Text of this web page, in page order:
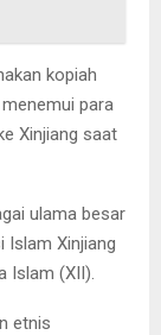
kopiah
para
Xinjiang saat
ulama besar
Islam Xinjiang
Islam (XII).
etnis